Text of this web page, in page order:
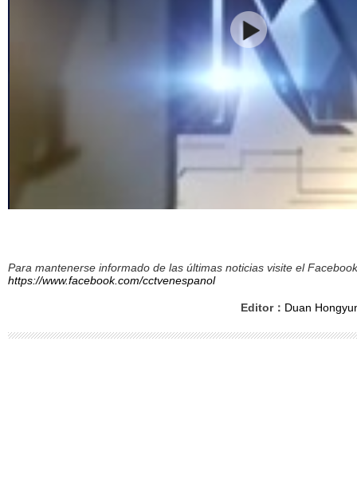
Para mantenerse informado de las últimas noticias visite el
https://www.facebook.com/cctvenespanol
Editor： Duan